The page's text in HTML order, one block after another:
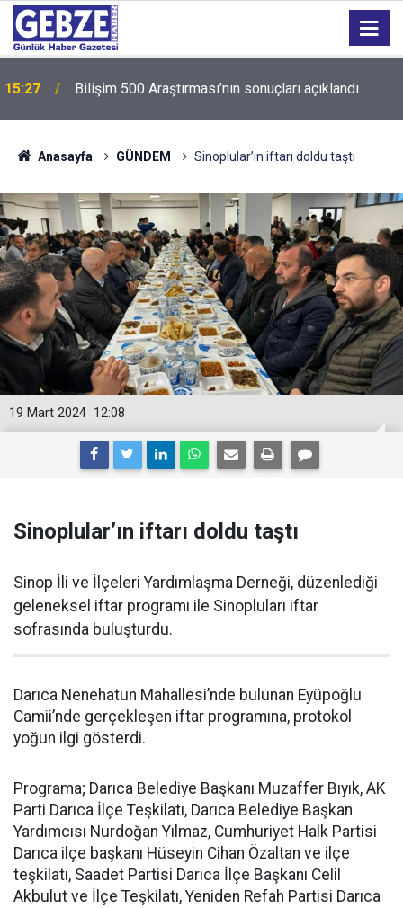
15:27 Bilişim 500 Araştırması’nın sonuçları açıklandı
Anasayfa GÜNDEM Sinoplular’ın iftarı doldu taştı
12:08
19 Mart 2024
Sinoplular’ın iftarı doldu taştı
Sinop İli ve İlçeleri Yardımlaşma Derneği, düzenlediği
geleneksel iftar programı ile Sinopluları iftar
sofrasında buluşturdu.
Darıca Nenehatun Mahallesi’nde bulunan Eyüpoğlu
Camii’nde gerçekleşen iftar programına, protokol
yoğun ilgi gösterdi.
Programa; Darıca Belediye Başkanı Muzaffer Bıyık, AK
Parti Darıca İlçe Teşkilatı, Darıca Belediye Başkan
Yardımcısı Nurdoğan Yılmaz, Cumhuriyet Halk Partisi
Darıca ilçe başkanı Hüseyin Cihan Özaltan ve ilçe
teşkilatı, Saadet Partisi Darıca İlçe Başkanı Celil
Akbulut ve İlçe Teşkilatı, Yeniden Refah Partisi Darıca